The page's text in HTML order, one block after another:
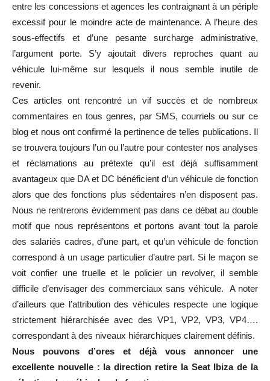
entre les concessions et agences les contraignant à un périple
excessif pour le moindre acte de maintenance. A l’heure des
sous-effectifs et d’une pesante surcharge administrative,
l’argument porte. S’y ajoutait divers reproches quant au
véhicule lui-même sur lesquels il nous semble inutile de
revenir.
Ces articles ont rencontré un vif succès et de nombreux
commentaires en tous genres, par SMS, courriels ou sur ce
blog et nous ont confirmé la pertinence de telles publications. Il
se trouvera toujours l’un ou l’autre pour contester nos analyses
et réclamations au prétexte qu’il est déjà suffisamment
avantageux que DAet DC bénéficient d’un véhicule de fonction
alors que des fonctions plus sédentaires n’en disposent pas.
Nous ne rentrerons évidemment pas dans ce débat au double
motif que nous représentons et portons avant tout la parole
des salariés cadres, d’une part, et qu’un véhicule de fonction
correspond à un usage particulier d’autre part. Si le maçon se
voit confier une truelle et le policier un revolver, il semble
difficile d’envisager des commerciaux sans véhicule. A noter
d’ailleurs que l’attribution des véhicules respecte une logique
strictement hiérarchisée avec des VP1, VP2, VP3, VP4….
correspondant à des niveaux hiérarchiques clairement définis.
Nous pouvons d’ores et déjà vous annoncer une
excellente nouvelle: la direction retire la Seat Ibiza de la